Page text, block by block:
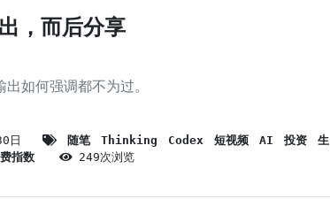
，而后分享
如何强调都不为过。
日 随笔 Thinking Codex 短视频 AI 投资
生
指数 249次浏览